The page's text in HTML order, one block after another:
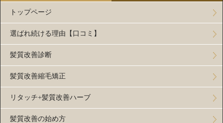
トップページ
選ばれ続ける理由【口コミ】
髪質改善診断
髪質改善縮毛矯正
リタッチ+髪質改善ハーブ
髪質改善の始め方